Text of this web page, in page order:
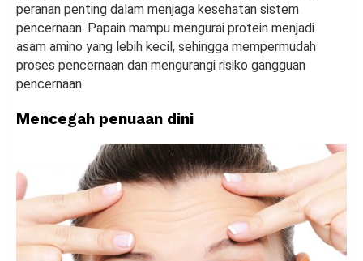
peranan penting dalam menjaga kesehatan sistem
pencernaan. Papain mampu mengurai protein menjadi
asam amino yang lebih kecil, sehingga mempermudah
proses pencernaan dan mengurangi risiko gangguan
pencernaan.
Mencegah penuaan dini